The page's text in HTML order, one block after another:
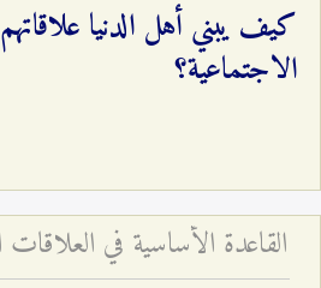
كيف يبني أهل الدنيا
الاجتماعية؟
القاعدة الأساسية في